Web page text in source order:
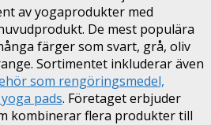
av yogaprodukter med
De mest populära
färger som svart, grå, oliv
Sortimentet inkluderar även
som rengöringsmedel,
pads. Företaget erbjuder
kombinerar flera produkter till